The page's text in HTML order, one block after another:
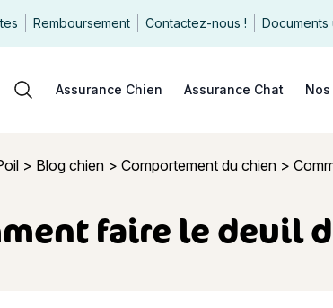
Remboursement Contactez-nous ! Documents
Rechercher
Assurance Chien Assurance Chat
> Blog chien> Comportement du chien>
faire le deuil